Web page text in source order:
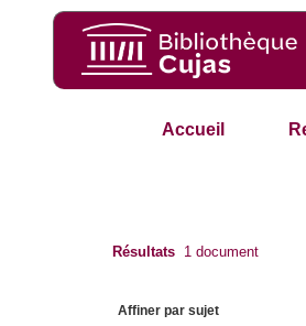
Accueil
Résultats 1 document
Affiner par sujet